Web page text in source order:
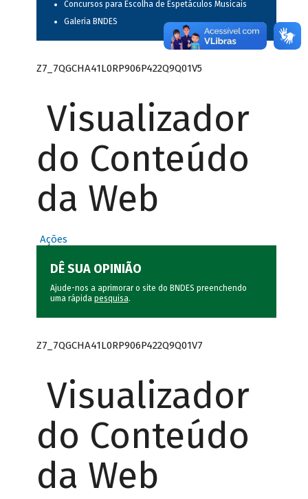
Concursos para Escolha de Espetáculos Musicais
Galeria BNDES
Z7_7QGCHA41L0RP906P422Q9Q01V5
Visualizador
do Conteúdo
da Web
Ações
DÊ SUA OPINIÃO
Ajude-nos a aprimorar o site do BNDES preenchendo
uma rápida pesquisa.
Z7_7QGCHA41L0RP906P422Q9Q01V7
Visualizador
do Conteúdo
da Web